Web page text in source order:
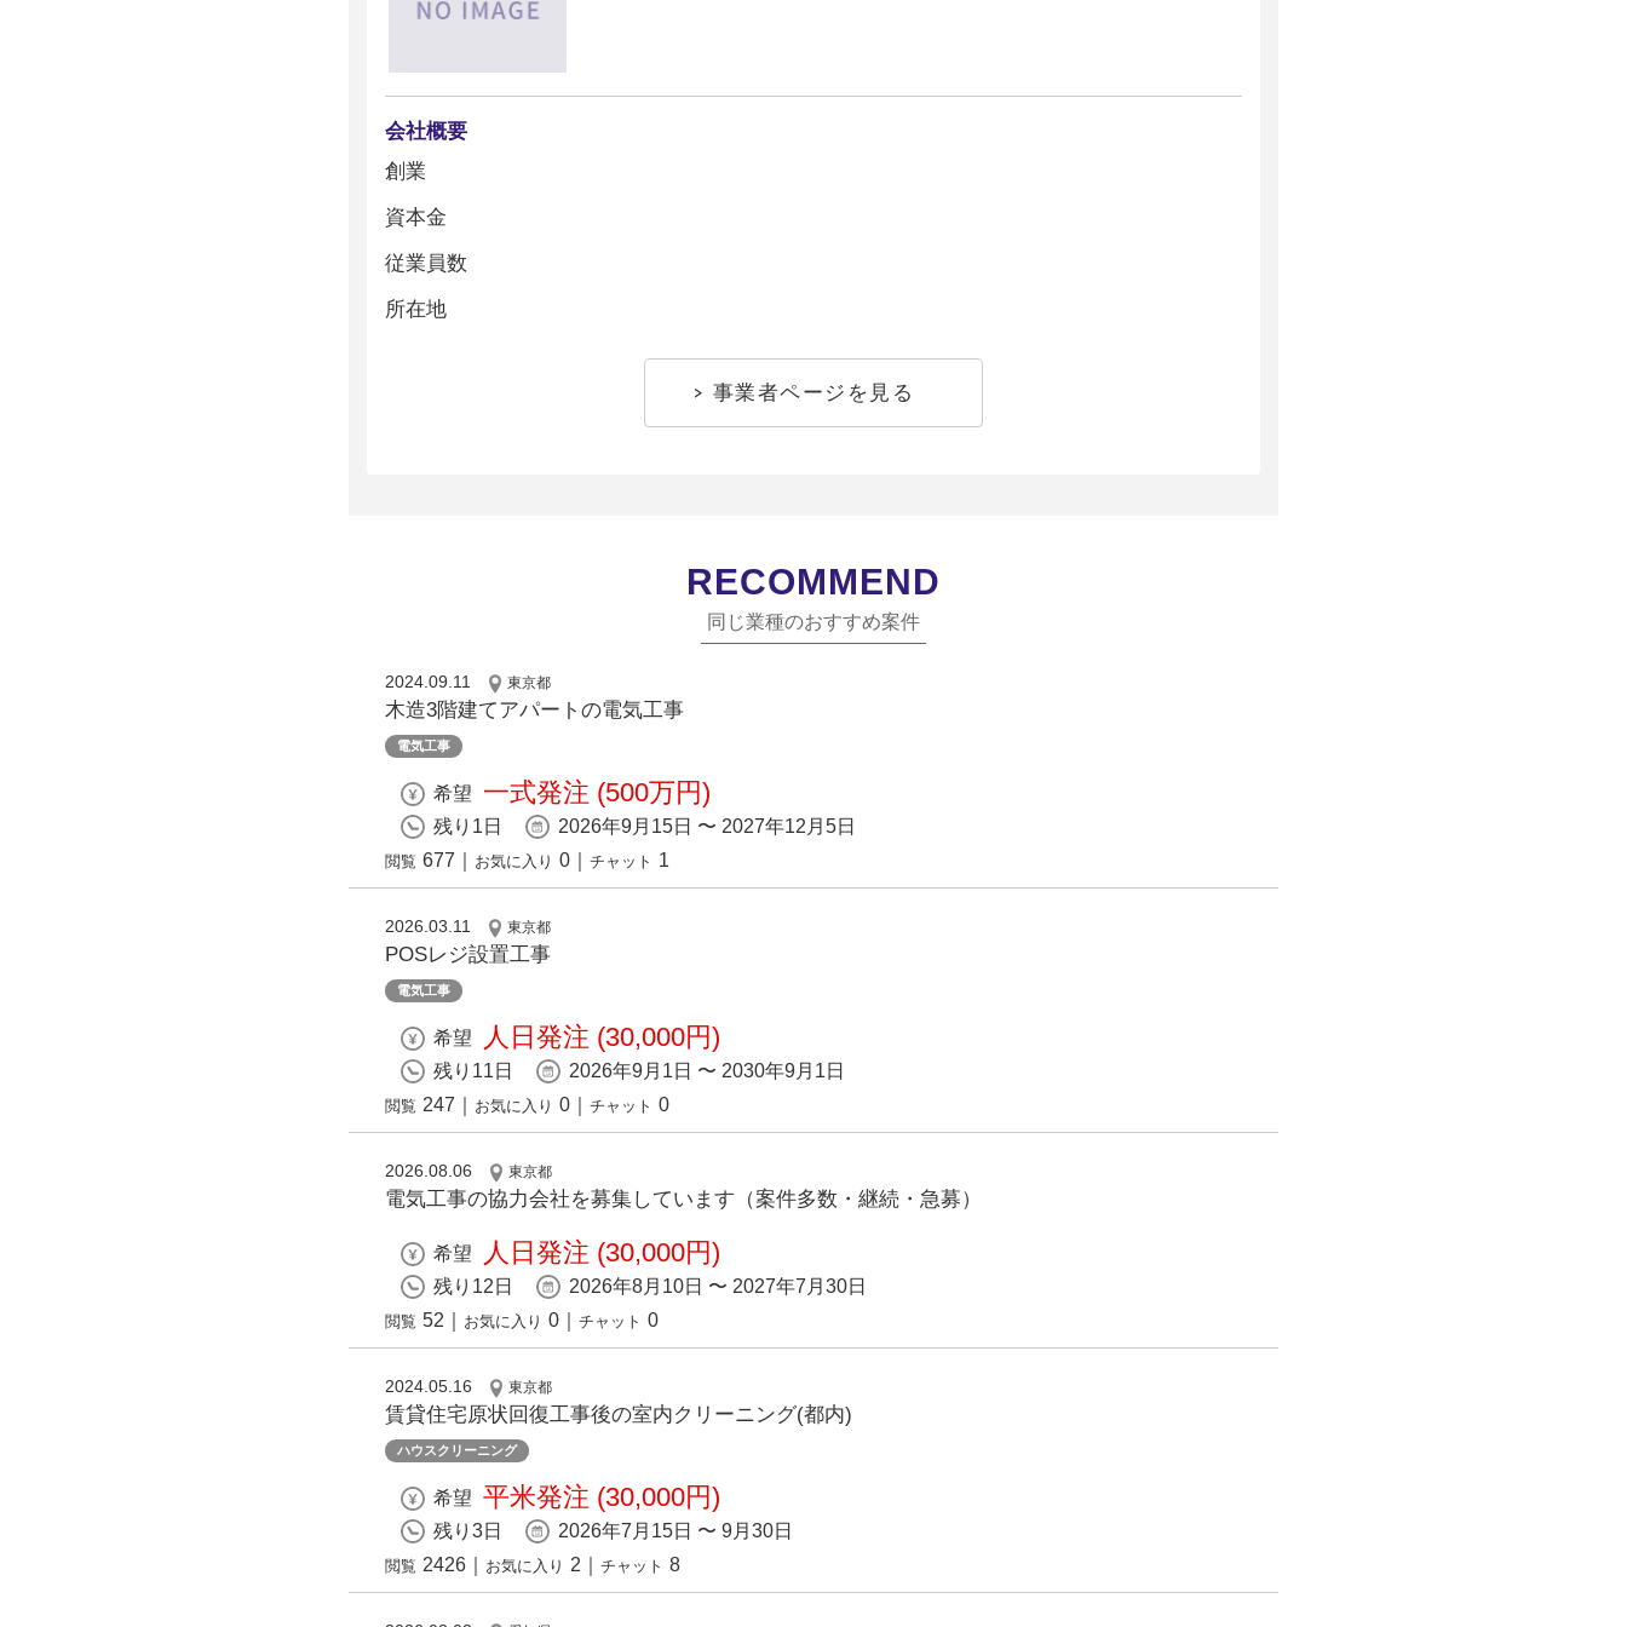
会社概要
創業
資本金
従業員数
所在地
事業者ページを見る
RECOMMEND
同じ業種のおすすめ案件
2024.09.11 東京都
木造3階建てアパートの電気工事
電気工事
希望 一式発注 (500万円)
残り1日 2026年9月15日 〜 2027年12月5日
閲覧 677 お気に入り 0 チャット 1
2026.03.11 東京都
POSレジ設置工事
電気工事
希望 人日発注 (30,000円)
残り11日 2026年9月1日 〜 2030年9月1日
閲覧 247 お気に入り 0 チャット 0
2026.08.06 東京都
電気工事の協力会社を募集しています（案件多数・継続・急募）
希望 人日発注 (30,000円)
残り12日 2026年8月10日 〜 2027年7月30日
閲覧 52 お気に入り 0 チャット 0
2024.05.16 東京都
賃貸住宅原状回復⼯事後の室内クリーニング(都内)
ハウスクリーニング
希望 平米発注 (30,000円)
残り3日 2026年7月15日 〜 9月30日
閲覧 2426 お気に入り 2 チャット 8